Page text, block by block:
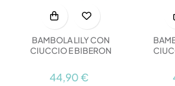
BAMBOLA LILY CON
CIUCCIO E BIBERON
44,90 €